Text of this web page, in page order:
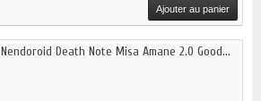
Ajouter au panier
Nendoroid Death Note Misa Amane 2.0 Good...